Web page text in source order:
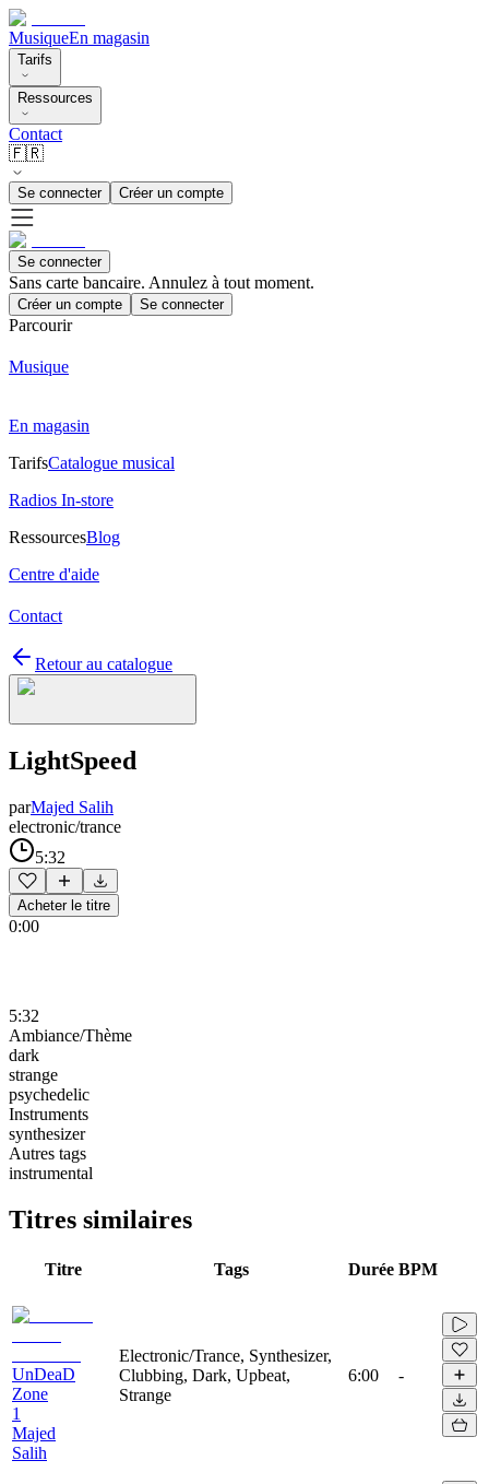
MusiqueEn magasin
Tarifs
Ressources
Contact
🇫🇷
Se connecter Créer un compte
Se connecter
Sans carte bancaire. Annulez à tout moment.
Créer un compte Se connecter
Parcourir
Musique
En magasin
TarifsCatalogue musical
Radios In-store
RessourcesBlog
Centre d'aide
Contact
Retour au catalogue
LightSpeed
parMajed Salih
electronic/trance
5:32
Acheter le titre
0:00
5:32
Ambiance/Thème
dark
strange
psychedelic
Instruments
synthesizer
Autres tags
instrumental
Titres similaires
Titre Tags Durée BPM
UnDeaD
Zone
1
Majed
Salih
Electronic/Trance, Synthesizer,
Clubbing, Dark, Upbeat,
Strange
6:00 -